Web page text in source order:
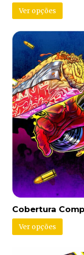
Ver opções
Cobertura
Ver opções